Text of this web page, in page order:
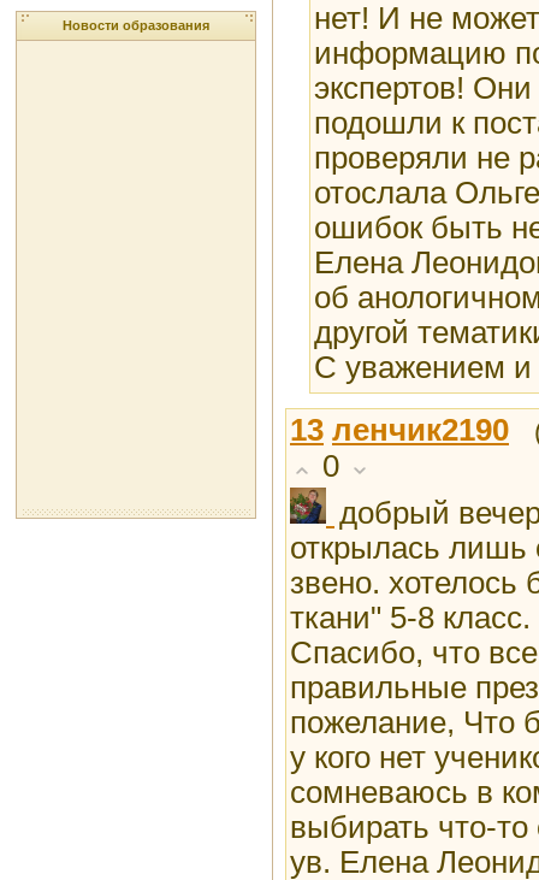
Новости образования
нет! И не
информацию
экспертов!
подошли к
проверяли не
отослала
ошибок быть
Елена
об
другой
С уважением
13 ленчик2190
0
добрый
открылась лишь
звено.
ткани" 5-8
Спасибо, что
правильные
пожелание, Что
у кого нет
сомневаюсь в
выбирать что-то
ув. Елена